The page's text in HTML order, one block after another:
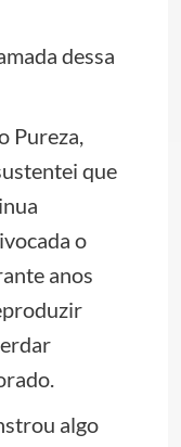
dessa
Pureza,
que
o
anos
algo